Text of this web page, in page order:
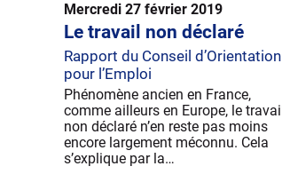
Mercredi 27 février 2019
Le travail non déclaré
Rapport du Conseil d’Orientation
pour l’Emploi
Phénomène ancien en France,
comme ailleurs en Europe, le travail
non déclaré n’en reste pas moins
encore largement méconnu. Cela
s’explique par la…